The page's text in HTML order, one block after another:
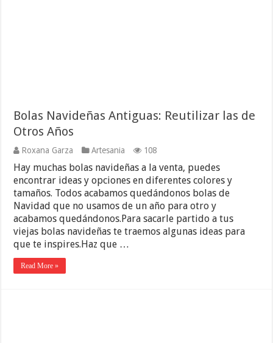
Bolas Navideñas Antiguas: Reutilizar las de
Otros Años
Roxana Garza Artesania 108
Hay muchas bolas navideñas a la venta, puedes
encontrar ideas y opciones en diferentes colores y
tamaños. Todos acabamos quedándonos bolas de
Navidad que no usamos de un año para otro y
acabamos quedándonos.Para sacarle partido a tus
viejas bolas navideñas te traemos algunas ideas para
que te inspires.Haz que …
Read More »